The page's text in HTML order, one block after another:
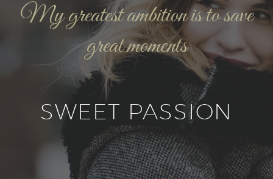
My greatest ambition is to save
great moments
SWEET PASSION